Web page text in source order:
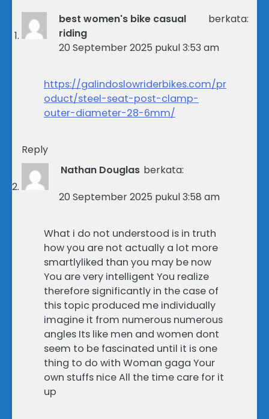
best women's bike casual
riding
berkata:
20 September 2025 pukul 3:53 am
https://galindoslowriderbikes.com/pr
oduct/steel-seat-post-clamp-
outer-diameter-28-6mm/
Reply
Nathan Douglas berkata:
20 September 2025 pukul 3:58 am
What i do not understood is in truth
how you are not actually a lot more
smartlyliked than you may be now
You are very intelligent You realize
therefore significantly in the case of
this topic produced me individually
imagine it from numerous numerous
angles Its like men and women dont
seem to be fascinated until it is one
thing to do with Woman gaga Your
own stuffs nice All the time care for it
up